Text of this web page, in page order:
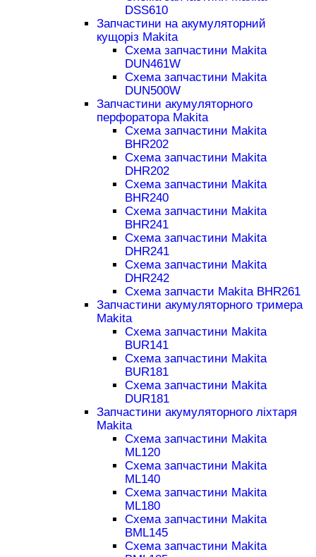
DSS610
Запчастини на акумуляторний
кущоріз Makita
Схема запчастини Makita
DUN461W
Схема запчастини Makita
DUN500W
Запчастини акумуляторного
перфоратора Makita
Схема запчастини Makita
BHR202
Схема запчастини Makita
DHR202
Схема запчастини Makita
BHR240
Схема запчастини Makita
BHR241
Схема запчастини Makita
DHR241
Схема запчастини Makita
DHR242
Схема запчасти Makita BHR261
Запчастини акумуляторного тримера
Makita
Схема запчастини Makita
BUR141
Схема запчастини Makita
BUR181
Схема запчастини Makita
DUR181
Запчастини акумуляторного ліхтаря
Makita
Схема запчастини Makita
ML120
Схема запчастини Makita
ML140
Схема запчастини Makita
ML180
Схема запчастини Makita
BML145
Схема запчастини Makita